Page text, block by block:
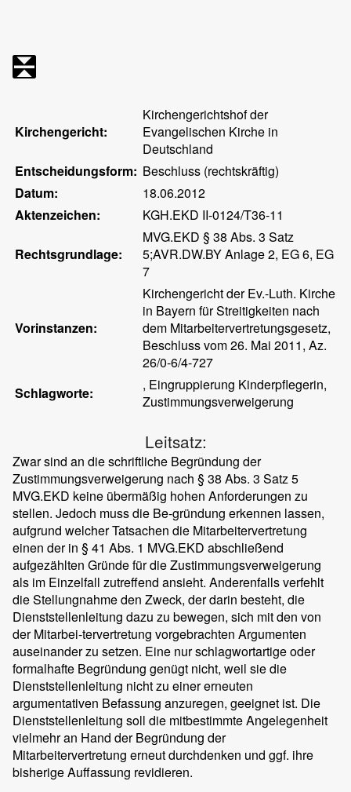
Kirchengericht:
Kirchengerichtshof der
Evangelischen Kirche in
Deutschland
Entscheidungsform: Beschluss (rechtskräftig)
Datum:
18.06.2012
Aktenzeichen:
KGH.EKD II-0124/T36-11
Rechtsgrundlage:
MVG.EKD § 38 Abs. 3 Satz
5;AVR.DW.BY Anlage 2, EG 6, EG
7
Vorinstanzen:
Kirchengericht der Ev.-Luth. Kirche
in Bayern für Streitigkeiten nach
dem Mitarbeitervertretungsgesetz,
Beschluss vom 26. Mai 2011, Az.
26/0-6/4-727
Schlagworte:
, Eingruppierung Kinderpflegerin,
Zustimmungsverweigerung
Leitsatz:
Zwar sind an die schriftliche Begründung der
Zustimmungsverweigerung nach § 38 Abs. 3 Satz 5
MVG.EKD keine übermäßig hohen Anforderungen zu
stellen. Jedoch muss die Be-gründung erkennen lassen,
aufgrund welcher Tatsachen die Mitarbeitervertretung
einen der in § 41 Abs. 1 MVG.EKD abschließend
aufgezählten Gründe für die Zustimmungsverweigerung
als im Einzelfall zutreffend ansieht. Anderenfalls verfehlt
die Stellungnahme den Zweck, der darin besteht, die
Dienststellenleitung dazu zu bewegen, sich mit den von
der Mitarbei-tervertretung vorgebrachten Argumenten
auseinander zu setzen. Eine nur schlagwortartige oder
formalhafte Begründung genügt nicht, weil sie die
Dienststellenleitung nicht zu einer erneuten
argumentativen Befassung anzuregen, geeignet ist. Die
Dienststellenleitung soll die mitbestimmte Angelegenheit
vielmehr an Hand der Begründung der
Mitarbeitervertretung erneut durchdenken und ggf. ihre
bisherige Auffassung revidieren.